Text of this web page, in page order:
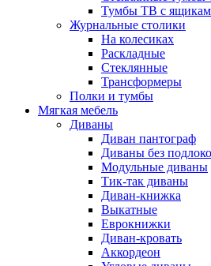
Тумбы ТВ с
Журнальные столики
На колесиках
Раскладные
Стеклянные
Трансформеры
Полки и тумбы
Мягкая мебель
Диваны
Диван пантограф
Диваны без
Модульные диваны
Тик-так диваны
Диван-книжка
Выкатные
Еврокнижки
Диван-кровать
Аккордеон